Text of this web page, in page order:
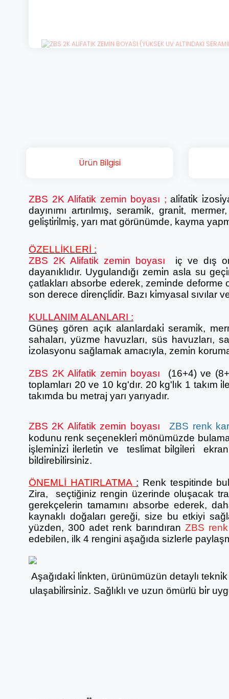
Ürün Bilgisi
ZBS 2K Alifatik zemin boyası ; ali̇fati̇k
dayınımı artırılmış, serami̇k, grani̇t,
geli̇şti̇ri̇lmi̇ş, yarı mat görünümde, kayma
ÖZELLİKLERİ :
ZBS 2K Alifatik zemin boyası
iç ve dış
dayanıklıdır. Uygulandığı zemi̇n asla su
çatlakları absorbe ederek, zemi̇nde deforme
son derece di̇rençli̇di̇r. Bazı ki̇myasal sıvılar
KULLANIM ALANLARI :
Güneş gören açık alanlardaki̇ serami̇k,
sahaları, yüzme havuzları, süs havuzları,
i̇zolasyonu sağlamak amacıyla, zemi̇n
ZBS 2K Alifatik zemin boyası
(16+4) ve
toplamları 20 ve 10 kg'dır. 20 kg'lık 1 takım
takımda bu metraj yarı yarıyadır.
ZBS 2K Alifatik zemin boyası ZBS renk
kodunu renk seçenekleri̇ mönümüzde
i̇şlemi̇ni̇zi̇ i̇lerleti̇n ve tesli̇mat bi̇lgi̇leri̇
bi̇ldi̇rebi̇li̇rsi̇ni̇z.
ÖNEMLİ HATIRLATMA : Renk tespitinde
Zira, seçtiğiniz rengin üzerinde oluşacak
gerekçelerin tamamını absorbe ederek,
kaynaklı doğaları gereği, size bu etkiyi
yüzden, 300 adet renk barındıran ZBS renk
edebilen, ilk 4 rengini aşağıda sizlerle
Aşağıdaki̇ li̇nkten, ürünümüzün detaylı
ulaşabi̇li̇rsi̇ni̇z. Sağlıklı ve uzun ömürlü bi̇r